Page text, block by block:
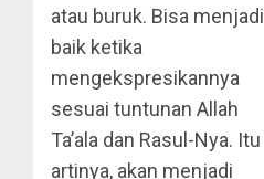
atau buruk. Bisa menjadi
baik ketika
mengekspresikannya
sesuai tuntunan Allah
Ta’ala dan Rasul-Nya. Itu
artinya, akan menjadi